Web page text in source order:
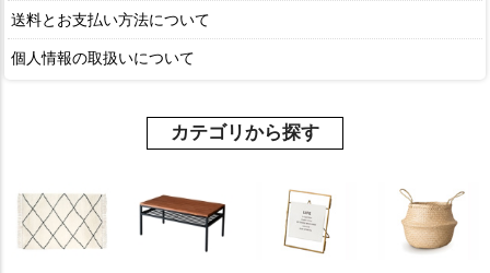
送料とお支払い方法について
個人情報の取扱いについて
カテゴリから探す